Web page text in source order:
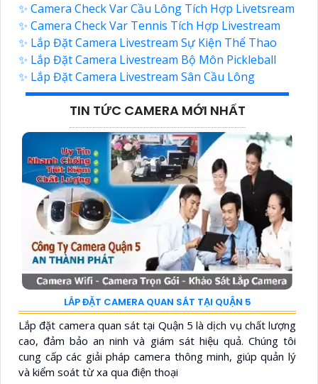
✨ Camera Check Var Cầu Lông Tích Hợp Livetsream
✨ Camera Check Var Tennis Tích Hợp Livestream
✨ Lắp Đặt Camera Livestream Sự Kiện Thể Thao
✨ Lắp Đặt Camera Livestream Bộ Môn Pickleball
✨ Lắp Đặt Camera Livestream Sân Cầu Lông
TIN TỨC CAMERA MỚI NHẤT
LẮP ĐẶT CAMERA QUAN SÁT TẠI QUẬN 5
Lắp đặt camera quan sát tại Quận 5 là dịch vụ chất lượng
cao, đảm bảo an ninh và giám sát hiệu quả. Chúng tôi
cung cấp các giải pháp camera thông minh, giúp quản lý
và kiểm soát từ xa qua điện thoại